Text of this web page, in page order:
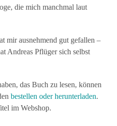
die mich manchmal laut
mir ausnehmend gut gefallen –
Andreas Pflüger sich selbst
das Buch zu lesen, können
bestellen oder herunterladen.
im Webshop.